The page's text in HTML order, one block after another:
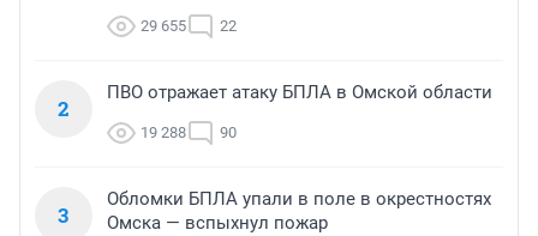
29 655 22
2
ПВО отражает атаку БПЛА в Омской области
19 288 90
3
Обломки БПЛА упали в поле в окрестностях
Омска — вспыхнул пожар